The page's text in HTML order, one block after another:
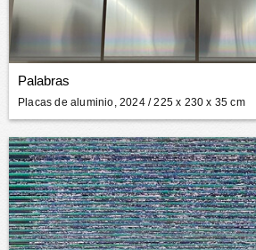
Palabras
Placas de aluminio, 2024/ 225 x 230 x 35 cm